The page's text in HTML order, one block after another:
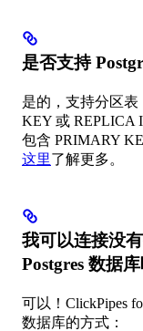
是否支持
是的，支持分区
KEY 或 REPLICA
包含 PRIMARY
这里了解更多。
我可以连接没
Postgres 数据库
可以！ClickPipes
数据库的方式：